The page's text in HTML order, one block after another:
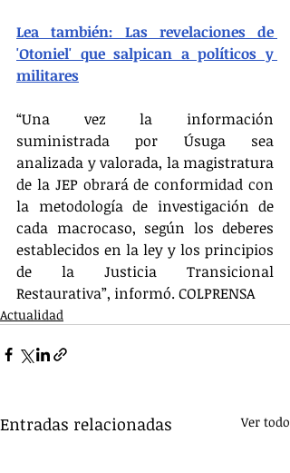
Lea también: Las revelaciones de
'Otoniel' que salpican a políticos y
militares
“Una vez la información
suministrada por Úsuga sea
analizada y valorada, la magistratura
de la JEP obrará de conformidad con
la metodología de investigación de
cada macrocaso, según los deberes
establecidos en la ley y los principios
de la Justicia Transicional
Restaurativa”, informó. COLPRENSA
Actualidad
Entradas relacionadas Ver todo